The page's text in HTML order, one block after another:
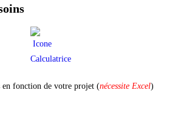
en fonction de votre projet (nécessite Excel)